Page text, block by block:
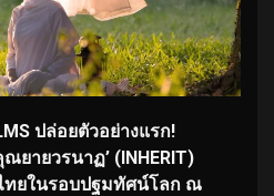
ปล่อยตัวอย่างแรก!
ยายวรนาฏ’ (INHERIT)
ทยในรอบปฐมทัศน์โลก ณ